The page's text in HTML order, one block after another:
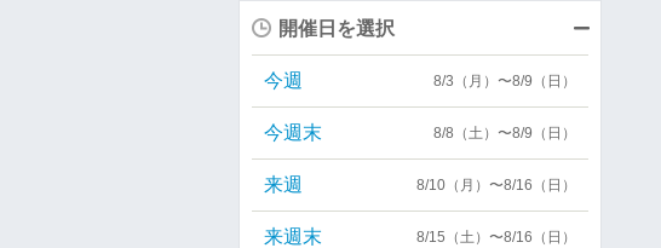
開催日を選択
今週 8/3（月）〜8/9（日）
今週末 8/8（土）〜8/9（日）
来週 8/10（月）〜8/16（日）
来週末 8/15（土）〜8/16（日）